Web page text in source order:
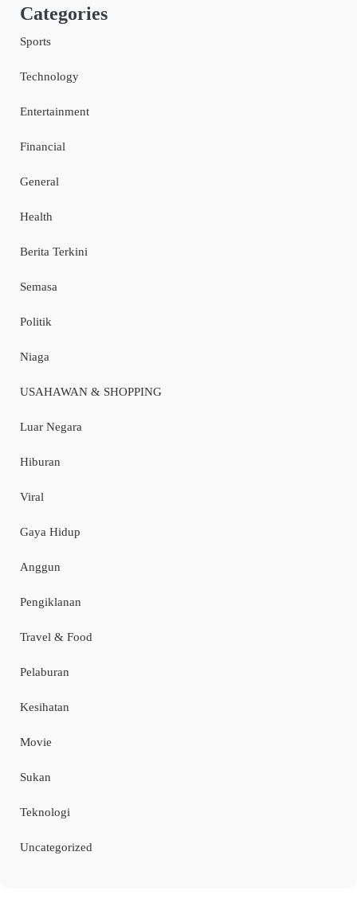
Categories
Sports
Technology
Entertainment
Financial
General
Health
Berita Terkini
Semasa
Politik
Niaga
USAHAWAN & SHOPPING
Luar Negara
Hiburan
Viral
Gaya Hidup
Anggun
Pengiklanan
Travel & Food
Pelaburan
Kesihatan
Movie
Sukan
Teknologi
Uncategorized